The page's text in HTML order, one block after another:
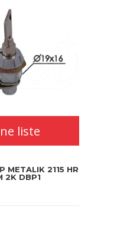
liste
METALIK 2115 HR
2K DBP1